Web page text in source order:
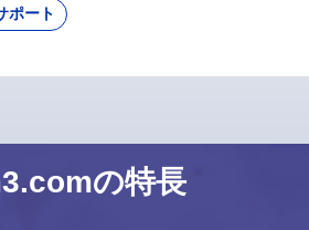
の特長
ポート